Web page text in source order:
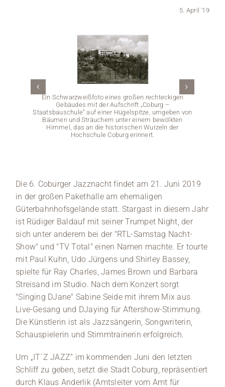
Stellenangebote
Veranstaltungen
5. April '19
Ein Schwarzweißfoto eines großen rechteckigen
Gebäudes mit der Aufschrift „Coburg –
Staatsbauschule“ auf einer Hügelspitze, umgeben von
Bäumen und Sträuchern unter einem bewölkten
Himmel, das an die historischen Wurzeln der
Hochschule Coburg erinnert.
Die 6. Coburger Jazznacht findet am 21. Juni 2019
in der großen Pakethalle am ehemaligen
Güterbahnhofsgelände statt. Stargast in diesem Jahr
ist Rüdiger Baldauf mit seiner Trumpet Night, der
sich unter anderem bei der "RTL-Samstag Nacht-
Show" und "TV Total" einen Namen machte. Er tourte
mit Paul Kuhn, Udo Jürgens und Shirley Bassey,
spielte für Ray Charles, James Brown und Barbara
Streisand im Studio. Nach dem Konzert sorgt
"Singing DJane" Sabine Seide mit ihrem Mix aus
Live-Gesang und DJaying für Aftershow-Stimmung.
Die Künstlerin ist als Jazzsängerin, Songwriterin,
Schauspielerin und Stimmtrainerin erfolgreich.
Um „IT`Z JAZZ“ im kommenden Juni den letzten
Schliff zu geben, setzt die Stadt Coburg, repräsentiert
durch Klaus Anderlik (Amtsleiter vom Amt für